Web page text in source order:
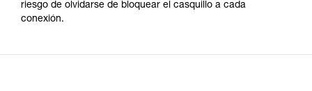
riesgo de olvidarse de bloquear el casquillo a cada
conexión.